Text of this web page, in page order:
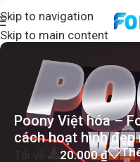
Skip to navigation
Skip to main content
Poony Việt hóa –
cách hoạt hình đẹp
20.000₫